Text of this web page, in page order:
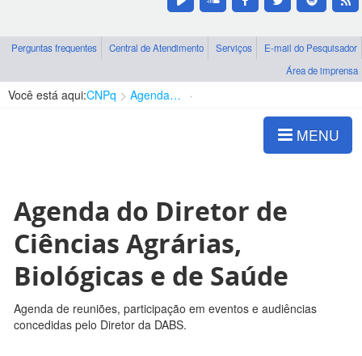
Perguntas frequentes Central de Atendimento Serviços
E-mail do Pesquisador
Área de imprensa
Você está aqui:CNPq Agenda de autoridades
MENU
Agenda do Diretor de
Ciências Agrárias,
Biológicas e de Saúde
Agenda de reuniões, participação em eventos e audiências
concedidas pelo Diretor da DABS.